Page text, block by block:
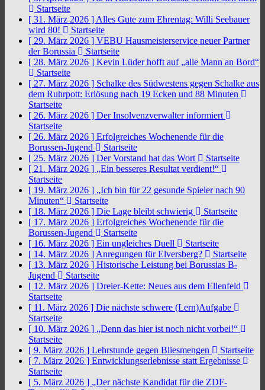
Startseite
[ 31. März 2026 ] Alles Gute zum Ehrentag: Willi Seebauer
wird 80!
Startseite
[ 29. März 2026 ] VEBU Hausmeisterservice neuer Partner
der Borussia
Startseite
[ 28. März 2026 ] Kevin Lüder hofft auf „alle Mann an Bord“
Startseite
[ 27. März 2026 ] Schalke des Südwestens gegen Schalke aus
dem Ruhrpott: Erlösung nach 19 Ecken und 88 Minuten
Startseite
[ 26. März 2026 ] Der Insolvenzverwalter informiert
Startseite
[ 26. März 2026 ] Erfolgreiches Wochenende für die
Borussen-Jugend
Startseite
[ 25. März 2026 ] Der Vorstand hat das Wort
Startseite
[ 21. März 2026 ] „Ein besseres Resultat verdient!“
Startseite
[ 19. März 2026 ] „Ich bin für 22 gesunde Spieler nach 90
Minuten“
Startseite
[ 18. März 2026 ] Die Lage bleibt schwierig
Startseite
[ 17. März 2026 ] Erfolgreiches Wochenende für die
Borussen-Jugend
Startseite
[ 16. März 2026 ] Ein ungleiches Duell
Startseite
[ 14. März 2026 ] Anregungen für Elversberg?
Startseite
[ 13. März 2026 ] Historische Leistung bei Borussias B-
Jugend
Startseite
[ 12. März 2026 ] Dreier-Kette: Neues aus dem Ellenfeld
Startseite
[ 11. März 2026 ] Die nächste schwere (Lern)Aufgabe
Startseite
[ 10. März 2026 ] „Denn das hier ist noch nicht vorbei!“
Startseite
[ 9. März 2026 ] Lehrstunde gegen Bliesmengen
Startseite
[ 7. März 2026 ] Entwicklungserlebnisse statt Ergebnisse
Startseite
[ 5. März 2026 ] „Der nächste Kandidat für die ZDF-